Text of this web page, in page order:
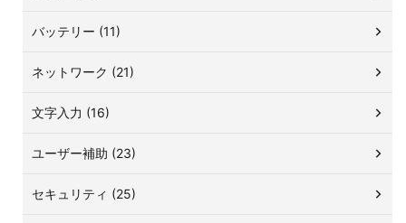
バッテリー (11)
ネットワーク (21)
文字入力 (16)
ユーザー補助 (23)
セキュリティ (25)